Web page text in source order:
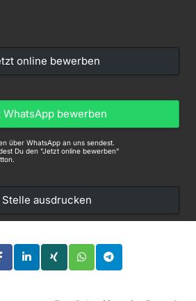
online bewerben
WhatsApp bewerben
über WhatsApp an uns sendest.
Du den "Jetzt online bewerben"
ausdrucken